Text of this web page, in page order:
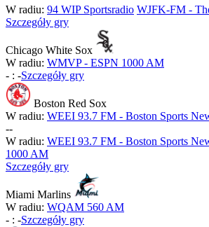
W radiu: 94 WIP Sportsradio WJFK-FM -
Szczegóły gry
Chicago White Sox
W radiu: WMVP - ESPN 1000 AM
- : -Szczegóły gry
Boston Red Sox
W radiu: WEEI 93.7 FM - Boston Sports
--
W radiu: WEEI 93.7 FM - Boston Sports
1000 AM
Szczegóły gry
Miami Marlins
W radiu: WQAM 560 AM
- : -Szczegóły gry